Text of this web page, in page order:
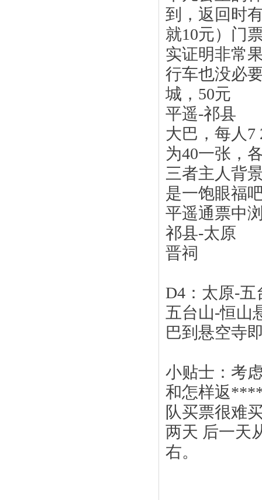
到，返回时
就10元）门
实证明非常
行车也没必
城，50元
平遥-祁县
大巴，每人7
为40一张，
三者主人背
是一饱眼福
平遥通票中
祁县-太原
晋祠
D4：太原-五
五台山-恒山
巴到悬空寺
小贴士：考
和怎样返
队买票很难
两天 后一天
右。